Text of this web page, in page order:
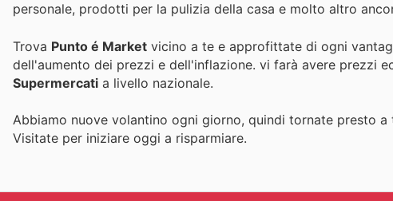
personale, prodotti per la pulizia della casa e molto altro
Trova Punto é Market vicino a te e approfittate di ogni
dell'aumento dei prezzi e dell'inflazione. vi farà avere prezzi
Supermercati a livello nazionale.
Abbiamo nuove volantino ogni giorno, quindi tornate presto
Visitate per iniziare oggi a risparmiare.